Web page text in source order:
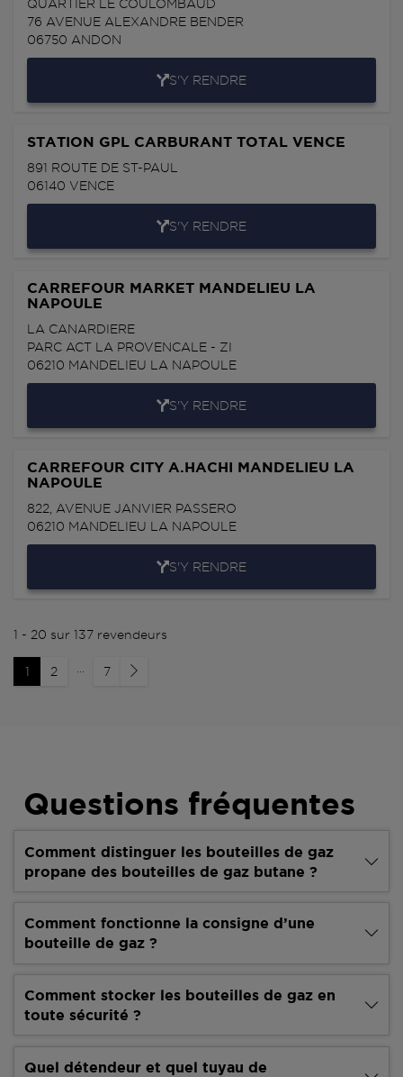
QUARTIER LE COULOMBAUD
76 AVENUE ALEXANDRE BENDER
06750 ANDON
S'Y RENDRE
STATION GPL CARBURANT TOTAL VENCE
891 ROUTE DE ST-PAUL
06140 VENCE
S'Y RENDRE
CARREFOUR MARKET MANDELIEU LA
NAPOULE
LA CANARDIERE
PARC ACT LA PROVENCALE - ZI
06210 MANDELIEU LA NAPOULE
S'Y RENDRE
CARREFOUR CITY A.HACHI MANDELIEU LA
NAPOULE
822, AVENUE JANVIER PASSERO
06210 MANDELIEU LA NAPOULE
S'Y RENDRE
1 - 20 sur 137 revendeurs
1 2 7
Questions fréquentes
Comment distinguer les bouteilles de gaz
propane des bouteilles de gaz butane ?
Comment fonctionne la consigne d’une
bouteille de gaz ?
Comment stocker les bouteilles de gaz en
toute sécurité ?
Quel détendeur et quel tuyau de